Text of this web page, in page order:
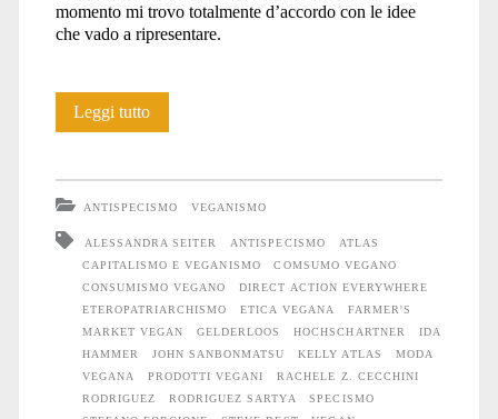
momento mi trovo totalmente d’accordo con le idee
che vado a ripresentare.
Leggi tuttoVeganismo
ANTISPECISMO VEGANISMO
ALESSANDRA SEITER ANTISPECISMO
ATLAS
CAPITALISMO E VEGANISMO
COMSUMO VEGANO
CONSUMISMO VEGANO
DIRECT ACTION EVERYWHERE
ETEROPATRIARCHISMO
ETICA VEGANA
FARMER'S
MARKET VEGAN
GELDERLOOS HOCHSCHARTNER
IDA
HAMMER
JOHN SANBONMATSU KELLY ATLAS
MODA
VEGANA
PRODOTTI VEGANI
RACHELE Z. CECCHINI
RODRIGUEZ
RODRIGUEZ SARTYA
SPECISMO